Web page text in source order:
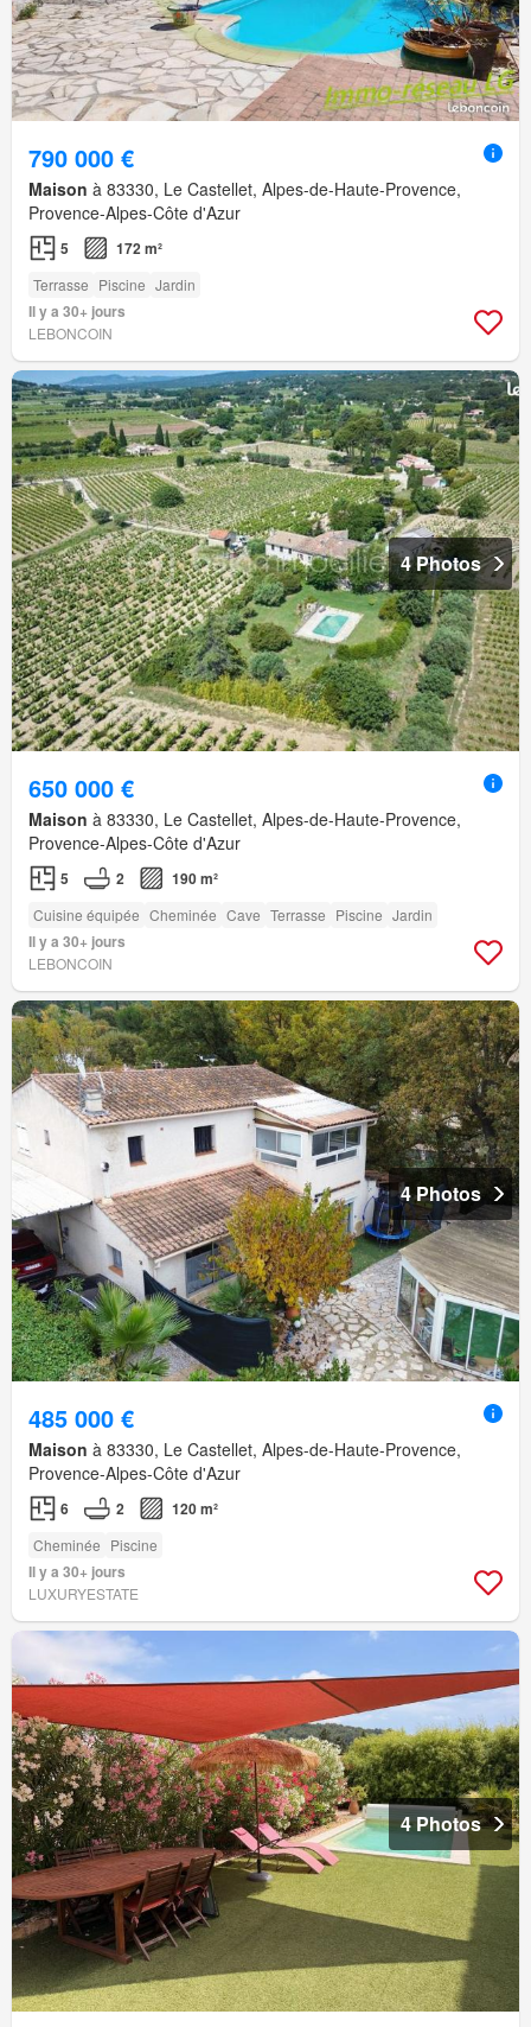
790 000 €
Maison à 83330, Le Castellet, Alpes-de-Haute-Provence,
Provence-Alpes-Côte d'Azur
5 172 m²
Terrasse Piscine Jardin
Il y a 30+ jours
LEBONCOIN
4 Photos
650 000 €
Maison à 83330, Le Castellet, Alpes-de-Haute-Provence,
Provence-Alpes-Côte d'Azur
5 2 190 m²
Cuisine équipée Cheminée Cave Terrasse Piscine Jardin
Il y a 30+ jours
LEBONCOIN
4 Photos
485 000 €
Maison à 83330, Le Castellet, Alpes-de-Haute-Provence,
Provence-Alpes-Côte d'Azur
6 2 120 m²
Cheminée Piscine
Il y a 30+ jours
LUXURYESTATE
4 Photos